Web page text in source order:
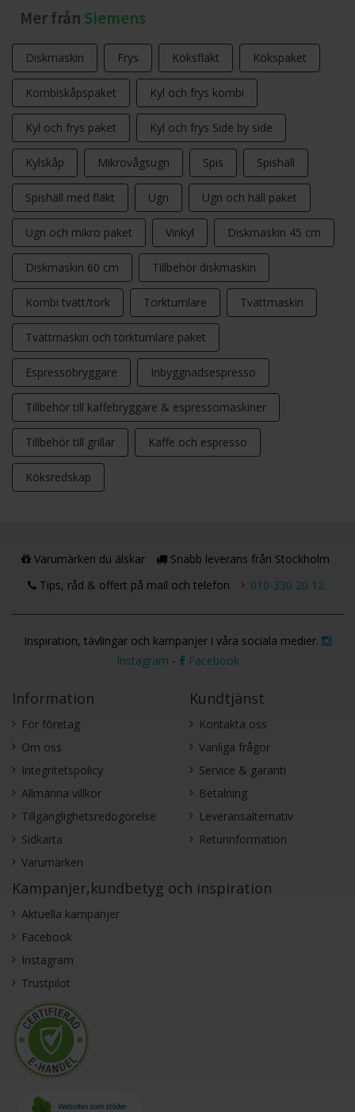
Mer från Siemens
Diskmaskin Frys Köksfläkt Kökspaket
Kombiskåpspaket Kyl och frys kombi
Kyl och frys paket Kyl och frys Side by side
Kylskåp Mikrovågsugn Spis Spishäll
Spishäll med fläkt Ugn Ugn och häll paket
Ugn och mikro paket Vinkyl Diskmaskin 45 cm
Diskmaskin 60 cm Tillbehör diskmaskin
Kombi tvätt/tork Torktumlare Tvättmaskin
Tvättmaskin och torktumlare paket
Espressobryggare Inbyggnadsespresso
Tillbehör till kaffebryggare & espressomaskiner
Tillbehör till grillar Kaffe och espresso
Köksredskap
Varumärken du älskar
Snabb leverans från Stockholm
Tips, råd & offert på mail och telefon
010-330 20 12
Inspiration, tävlingar och kampanjer i våra sociala medier.
Instagram - Facebook
Information
För företag
Om oss
Integritetspolicy
Allmänna villkor
Tillgänglighetsredogörelse
Sidkarta
Varumärken
Kundtjänst
Kontakta oss
Vanliga frågor
Service & garanti
Betalning
Leveransalternativ
Returinformation
Kampanjer,kundbetyg och inspiration
Aktuella kampanjer
Facebook
Instagram
Trustpilot